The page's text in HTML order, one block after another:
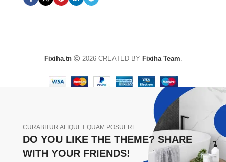
Fixiha.tn 2026 CREATED BY Fixiha Team.
CURABITUR ALIQUET QUAM POSUERE
DO YOU LIKE THE THEME? SHARE
WITH YOUR FRIENDS!